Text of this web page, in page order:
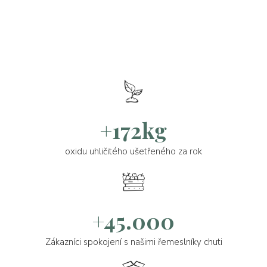
+172kg
oxidu uhličitého ušetřeného za rok
+45.000
Zákazníci spokojení s našimi řemeslníky chuti